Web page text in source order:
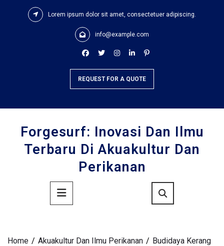
Lorem ipsum dolor sit amet, consectetuer adipiscing.
info@example.com
REQUEST FOR A QUOTE
Forgesurf: Inovasi Dan Ilmu
Terbaru Di Akuakultur Dan
Perikanan
Primary
Menu
Home Akuakultur Dan Ilmu Perikanan Budidaya Kerang